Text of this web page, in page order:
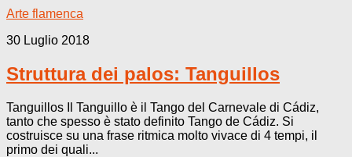
Arte flamenca
30 Luglio 2018
Struttura dei palos: Tanguillos
Tanguillos Il Tanguillo è il Tango del Carnevale di Cádiz,
tanto che spesso è stato definito Tango de Cádiz. Si
costruisce su una frase ritmica molto vivace di 4 tempi, il
primo dei quali...